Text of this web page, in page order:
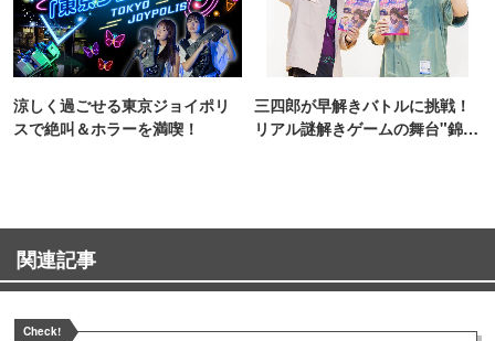
涼しく過ごせる東京ジョイポリ
スで絶叫＆ホラーを満喫！
三四郎が早解きバトルに挑戦！
リアル謎解きゲームの舞台"錦糸
関連記事
Check!